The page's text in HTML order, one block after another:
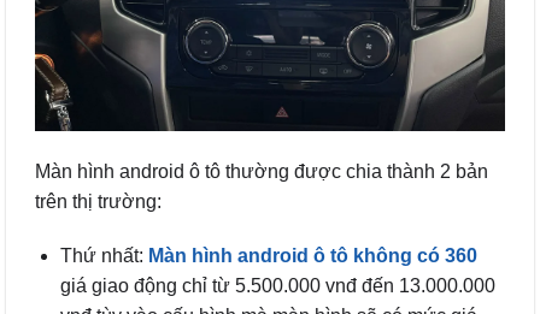
Màn hình android ô tô thường được chia thành 2 bản
trên thị trường:
Thứ nhất: Màn hình android ô tô không có 360
giá giao động chỉ từ 5.500.000 vnđ đến 13.000.000